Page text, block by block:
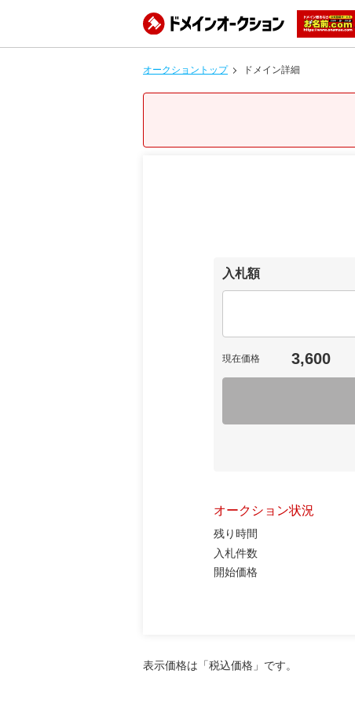
オークショントップ ドメイン詳細
入札額
現在価格 3,600
オークション状況
残り時間
入札件数
開始価格
表示価格は「税込価格」です。